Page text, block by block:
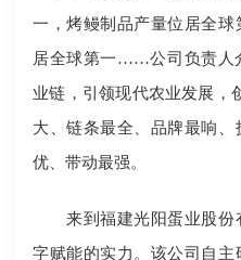
一，烤鳗制品产量位居全
居全球第一……公司负责人
业链，引领现代农业发展
大、链条最全、品牌最响
优、带动最强。
来到福建光阳蛋业股份
字赋能的实力。该公司自